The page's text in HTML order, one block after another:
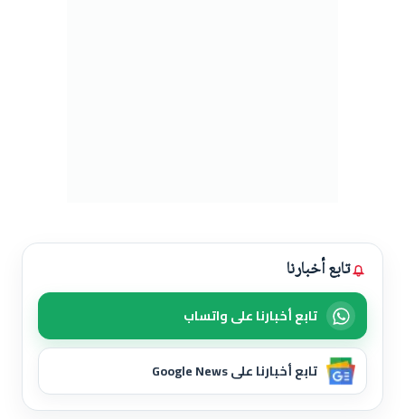
تابع أخبارنا
تابع أخبارنا على واتساب
تابع أخبارنا على Google News